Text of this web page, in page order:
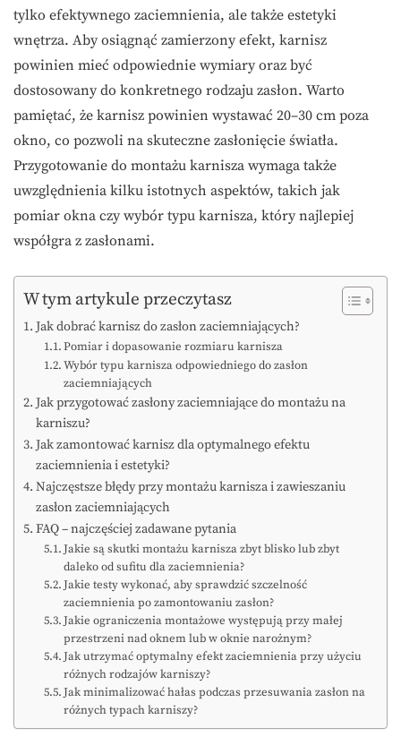
tylko efektywnego zaciemnienia, ale także estetyki
wnętrza. Aby osiągnąć zamierzony efekt, karnisz
powinien mieć odpowiednie wymiary oraz być
dostosowany do konkretnego rodzaju zasłon. Warto
pamiętać, że karnisz powinien wystawać 20–30 cm poza
okno, co pozwoli na skuteczne zasłonięcie światła.
Przygotowanie do montażu karnisza wymaga także
uwzględnienia kilku istotnych aspektów, takich jak
pomiar okna czy wybór typu karnisza, który najlepiej
współgra z zasłonami.
W tym artykule przeczytasz
Jak dobrać karnisz do zasłon zaciemniających?
Pomiar i dopasowanie rozmiaru karnisza
Wybór typu karnisza odpowiedniego do zasłon
zaciemniających
Jak przygotować zasłony zaciemniające do montażu na
karniszu?
Jak zamontować karnisz dla optymalnego efektu
zaciemnienia i estetyki?
Najczęstsze błędy przy montażu karnisza i zawieszaniu
zasłon zaciemniających
FAQ – najczęściej zadawane pytania
Jakie są skutki montażu karnisza zbyt blisko lub zbyt
daleko od sufitu dla zaciemnienia?
Jakie testy wykonać, aby sprawdzić szczelność
zaciemnienia po zamontowaniu zasłon?
Jakie ograniczenia montażowe występują przy małej
przestrzeni nad oknem lub w oknie narożnym?
Jak utrzymać optymalny efekt zaciemnienia przy użyciu
różnych rodzajów karniszy?
Jak minimalizować hałas podczas przesuwania zasłon na
różnych typach karniszy?